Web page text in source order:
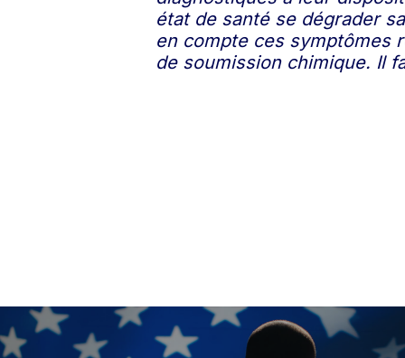
état de santé se dégrader
en compte ces symptômes
de soumission chimique. Il